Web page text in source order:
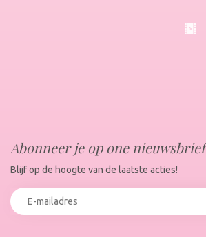
Abonneer je op one nieuwsbrief
Blijf op de hoogte van de laatste acties!